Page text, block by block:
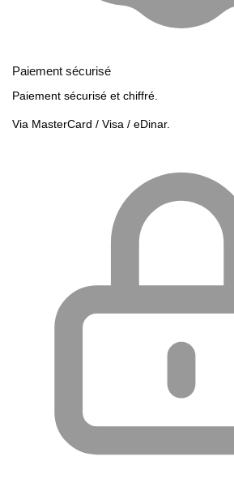
Paiement sécurisé
Paiement sécurisé et chiffré.
Via MasterCard / Visa / eDinar.